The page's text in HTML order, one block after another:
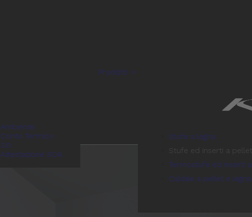
Ambiente
Conto Termico
3.0
Attestazione SOA
Prodotti
Stufe a legna
Stufe ed inserti a pellet
Termostufe ed inserti
Caldaie a pellet e legna